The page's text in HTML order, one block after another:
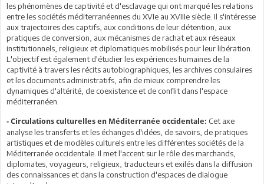
les phénomènes de captivité et d'esclavage qui ont marqué les relations
entre les sociétés méditerranéennes du XVIe au XVIIIe siècle. Il s'intéresse
aux trajectoires des captifs, aux conditions de leur détention, aux
pratiques de conversion, aux mécanismes de rachat et aux réseaux
institutionnels, religieux et diplomatiques mobilisés pour leur libération.
L'objectif est également d'étudier les expériences humaines de la
captivité à travers les récits autobiographiques, les archives consulaires
et les documents administratifs, afin de mieux comprendre les
dynamiques d'altérité, de coexistence et de conflit dans l'espace
méditerranéen.
- Circulations culturelles en Méditerranée occidentale: Cet axe
analyse les transferts et les échanges d'idées, de savoirs, de pratiques
artistiques et de modèles culturels entre les différentes sociétés de la
Méditerranée occidentale. Il met l'accent sur le rôle des marchands,
diplomates, voyageurs, religieux, traducteurs et exilés dans la diffusion
des connaissances et dans la construction d'espaces de dialogue